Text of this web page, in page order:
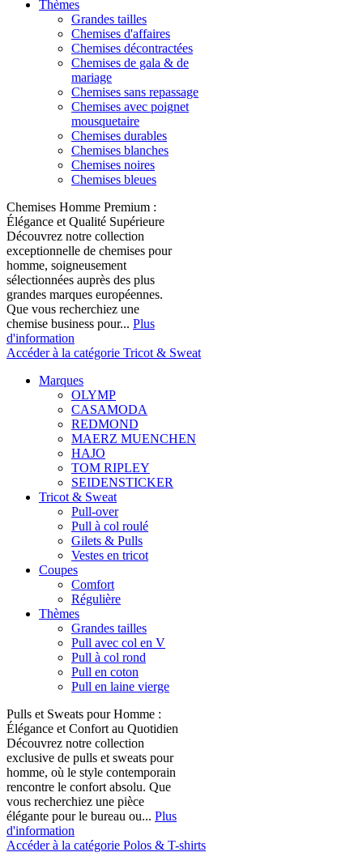
Thèmes
Grandes tailles
Chemises d'affaires
Chemises décontractées
Chemises de gala & de
mariage
Chemises sans repassage
Chemises avec poignet
mousquetaire
Chemises durables
Chemises blanches
Chemises noires
Chemises bleues
Chemises Homme Premium :
Élégance et Qualité Supérieure
Découvrez notre collection
exceptionnelle de chemises pour
homme, soigneusement
sélectionnées auprès des plus
grandes marques européennes.
Que vous recherchiez une
chemise business pour... Plus
d'information
Accéder à la catégorie Tricot & Sweat
Marques
OLYMP
CASAMODA
REDMOND
MAERZ MUENCHEN
HAJO
TOM RIPLEY
SEIDENSTICKER
Tricot & Sweat
Pull-over
Pull à col roulé
Gilets & Pulls
Vestes en tricot
Coupes
Comfort
Régulière
Thèmes
Grandes tailles
Pull avec col en V
Pull à col rond
Pull en coton
Pull en laine vierge
Pulls et Sweats pour Homme :
Élégance et Confort au Quotidien
Découvrez notre collection
exclusive de pulls et sweats pour
homme, où le style contemporain
rencontre le confort absolu. Que
vous recherchiez une pièce
élégante pour le bureau ou... Plus
d'information
Accéder à la catégorie Polos & T-shirts